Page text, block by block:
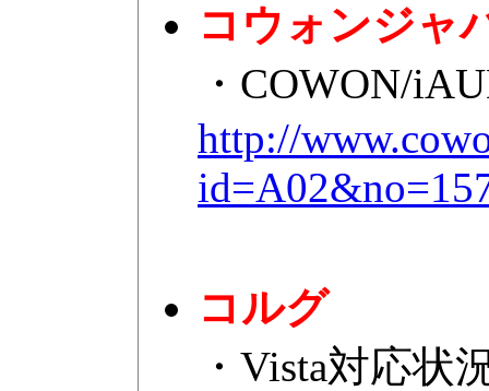
コウォンジャ
・COWON/
http://
コルグ
・Vista対応状